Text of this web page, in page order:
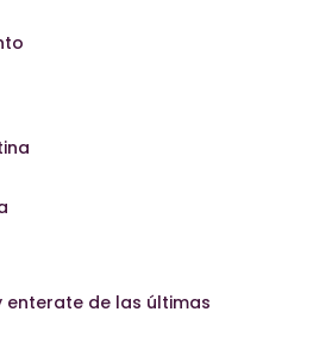
enterate de las últimas